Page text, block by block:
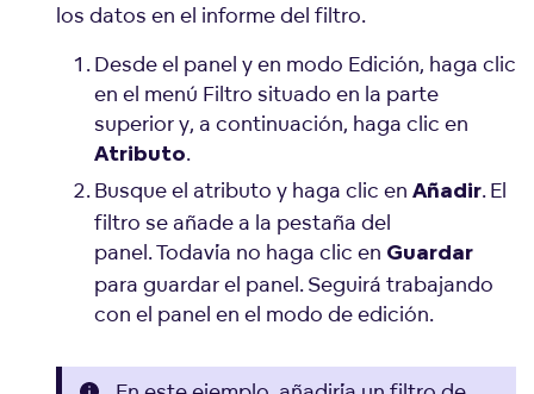
los datos en el informe del filtro.
Desde el panel y en modo Edición, haga clic
en el menú Filtro situado en la parte
superior y, a continuación, haga clic en
Atributo.
Busque el atributo y haga clic en Añadir. El
filtro se añade a la pestaña del
panel. Todavía no haga clic en Guardar
para guardar el panel. Seguirá trabajando
con el panel en el modo de edición.